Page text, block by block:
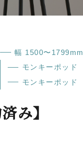
幅 1500〜1799mm
モンキーポッド
モンキーポッド
み】